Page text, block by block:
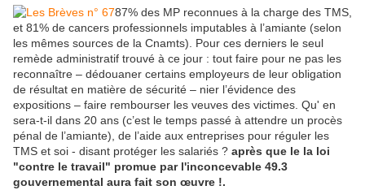
87% des MP reconnues à la charge des TMS,
et 81% de cancers professionnels imputables à l’amiante (selon
les mêmes sources de la Cnamts). Pour ces derniers le seul
remède administratif trouvé à ce jour : tout faire pour ne pas les
reconnaître – dédouaner certains employeurs de leur obligation
de résultat en matière de sécurité – nier l’évidence des
expositions – faire rembourser les veuves des victimes. Qu' en
sera-t-il dans 20 ans (c’est le temps passé à attendre un procès
pénal de l’amiante), de l’aide aux entreprises pour réguler les
TMS et soi - disant protéger les salariés ? après que le la loi
"contre le travail" promue par l'inconcevable 49.3
gouvernemental aura fait son œuvre !.